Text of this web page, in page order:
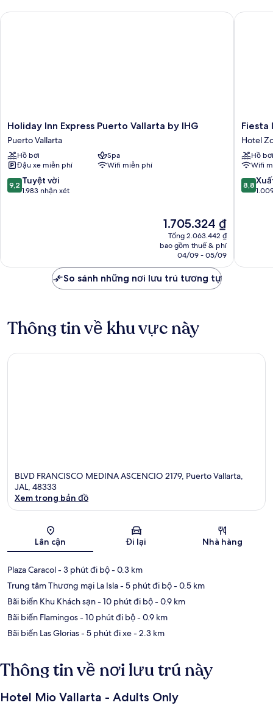
Holiday
Inn
Express
Puerto
Vallarta
by
IHG
Holiday Inn Express Puerto Vallarta by IHG
Puerto Vallarta
Hồ bơi
Spa
Đậu xe miễn phí
Wifi miễn phí
9.2
trên
9,2 Tuyệt vời
1.983 nhận xét
Giá
hiện
tại
1.705.324 ₫
1.705.324 ₫
Tổng 2.063.442 ₫
bao gồm thuế & phí
04/09 - 05/09
Holiday Inn Express Puerto Vallarta by IHG
Fiesta
Inn
Puerto
Vallarta
Isla
Hotel
Zone
Fiesta
Hotel
Hồ bơi
Wifi
8.8
trên
8,8
Fiesta
So sánh những nơi lưu trú tương tự
Thông tin về khu vực này
BLVD FRANCISCO MEDINA ASCENCIO 2179, Puerto Vallarta,
JAL, 48333
Xem trong bản đồ
Lân cận Đi lại Nhà hàng
Plaza Caracol- 3 phút đi bộ- 0.3 km
Trung tâm Thương mại La Isla- 5 phút đi bộ- 0.5 km
Bãi biển Khu Khách sạn- 10 phút đi bộ- 0.9 km
Bãi biển Flamingos- 10 phút đi bộ- 0.9 km
Bãi biển Las Glorias- 5 phút đi xe- 2.3 km
Thông tin về nơi lưu trú này
Hotel Mio Vallarta - Adults Only